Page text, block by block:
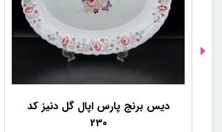
دیس برنج پارس اپال گل دنیز کد
230